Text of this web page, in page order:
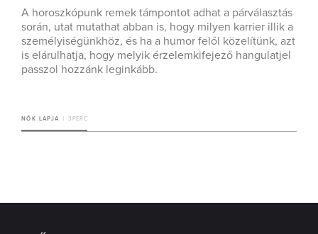
A horoszkópunk remek támpontot adhat a párválasztás
során, utat mutathat abban is, hogy milyen karrier illik a
személyiségünkhöz, és ha a humor felől közelítünk, azt
is elárulhatja, hogy melyik érzelemkifejező hangulatjel
passzol hozzánk leginkább.
NŐK LAPJA 3 PERC